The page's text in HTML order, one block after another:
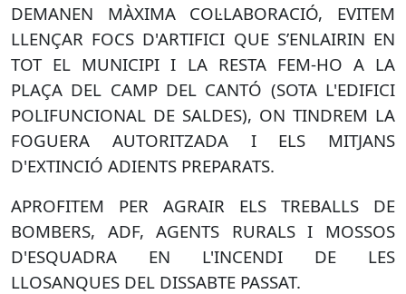
DEMANEN MÀXIMA COL·LABORACIÓ, EVITEM
LLENÇAR FOCS D'ARTIFICI QUE S’ENLAIRIN EN
TOT EL MUNICIPI I LA RESTA FEM-HO A LA
PLAÇA DEL CAMP DEL CANTÓ (SOTA L'EDIFICI
POLIFUNCIONAL DE SALDES), ON TINDREM LA
FOGUERA AUTORITZADA I ELS MITJANS
D'EXTINCIÓ ADIENTS PREPARATS.
APROFITEM PER AGRAIR ELS TREBALLS DE
BOMBERS, ADF, AGENTS RURALS I MOSSOS
D'ESQUADRA EN L'INCENDI DE LES
LLOSANQUES DEL DISSABTE PASSAT.